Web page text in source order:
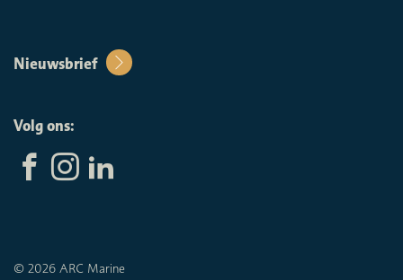
Nieuwsbrief
Volg ons:
© 2026 ARC Marine